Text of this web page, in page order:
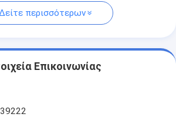
περισσότερων
Επικοινωνίας